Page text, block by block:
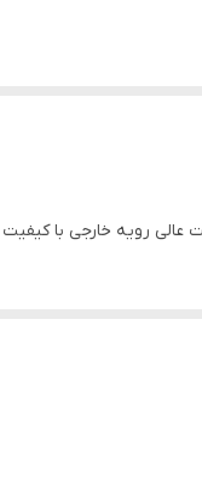
عالی رویه خارجی با